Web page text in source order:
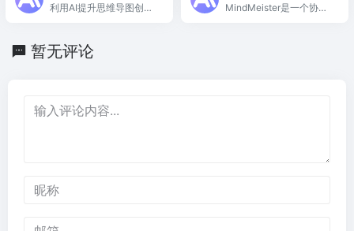
利用AI提升思维导图创作
MindMeister是一个协作
暂无评论